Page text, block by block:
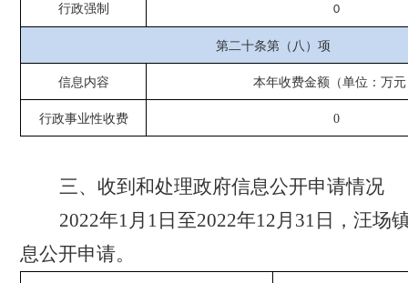
行政强制 0
第二十条第（八）项
信息内容 本年收费金额（单位：万
行政事业性收费 0
三、 收到和处理政府信息公开申请情况
2022年1月 1 日至2022年12月 31 日，汪场
息公开申请。